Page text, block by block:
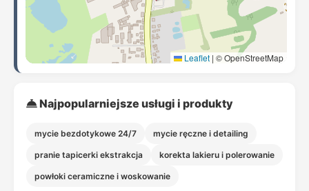
Leaflet | © OpenStreetMap
Najpopularniejsze usługi i produkty
mycie bezdotykowe 24/7 mycie ręczne i detailing
pranie tapicerki ekstrakcja korekta lakieru i polerowanie
powłoki ceramiczne i woskowanie